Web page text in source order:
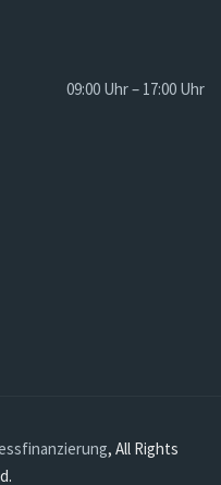
09:00 Uhr – 17:00 Uhr
, All Rights